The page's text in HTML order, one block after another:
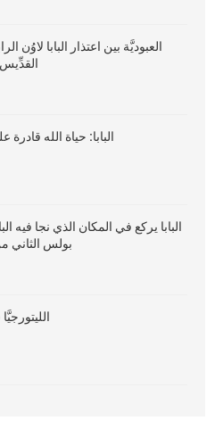
العبوديَّة بين اعتذار البابا لاوُن
البابا: حياة الله قادرة
البابا يركع في المكان الذي نجا فيه
بولس الثاني